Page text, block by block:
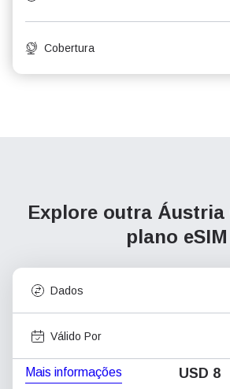
Cobertura
Explore outra Áustria
plano eSIM
Dados
Válido Por
Mais informações USD 8